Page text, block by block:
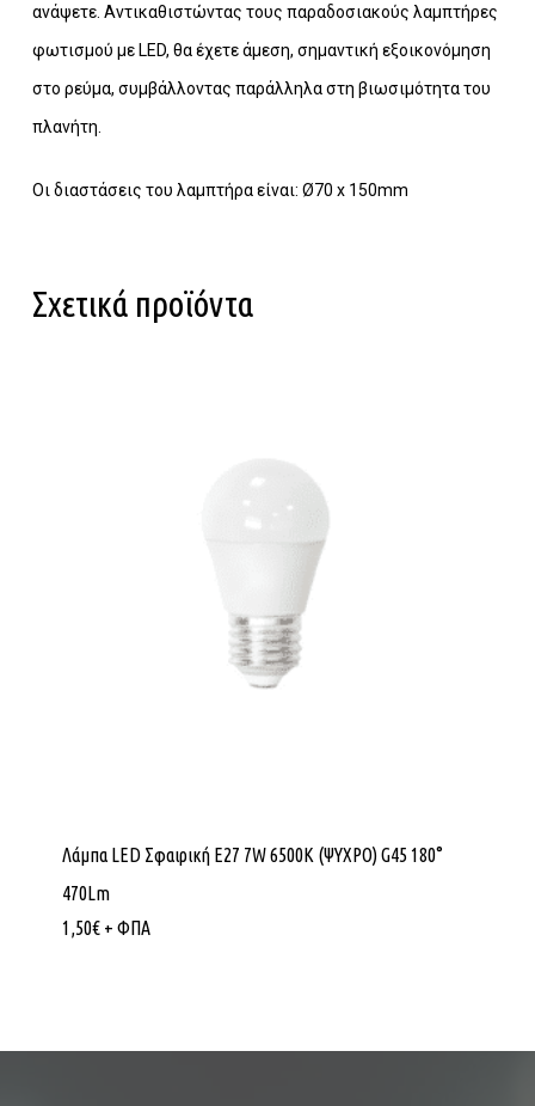
Κανένα προϊόν στο καλάθι σας.
ανάψετε. Αντικαθιστώντας τους παραδοσιακούς λαμπτήρες
φωτισμού με LED, θα έχετε άμεση, σημαντική εξοικονόμηση
στο ρεύμα, συμβάλλοντας παράλληλα στη βιωσιμότητα του
πλανήτη.
Οι διαστάσεις του λαμπτήρα είναι: Ø70 х 150mm
Σχετικά προϊόντα
Λάμπα LED Σφαιρική E27 7W 6500K (ΨΥΧΡΟ) G45 180°
470Lm
1,50€ + ΦΠΑ